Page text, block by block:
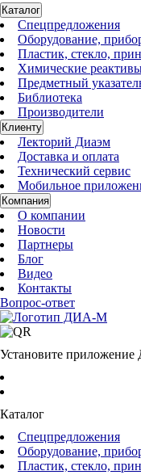
Каталог
Спецпредложения
Оборудование,
Пластик, стекло,
Химические
Предметный
Библиотека
Производители
Клиенту
Лекторий Диаэм
Доставка и оплата
Технический сервис
Мобильное
Компания
О компании
Новости
Партнеры
Блог
Видео
Контакты
Вопрос-ответ
Установите приложение
Каталог
Спецпредложения
Оборудование,
Пластик, стекло,